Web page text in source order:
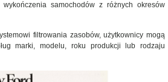
wykończenia samochodów z różnych okresów
filtrowania zasobów, użytkownicy mogą
marki, modelu, roku produkcji lub rodzaju